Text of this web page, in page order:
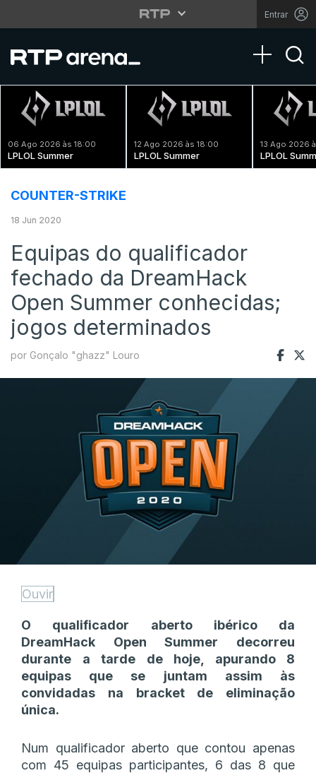
Entrar
Toggle
06 Ago 2026 às 18:00
LPLOL Summer
12 Ago 2026 às 18:00
LPLOL Summer
13 Ago 2026
LPLOL
COUNTER-STRIKE
18 Jun 2020
Equipas do qualificador
fechado da DreamHack
Open Summer conhecidas;
jogos determinados
por Gonçalo "ghazz" Louro
Ouvir
O qualificador aberto ibérico da
DreamHack Open Summer decorreu
durante a tarde de hoje, apurando 8
equipas que se juntam assim às
convidadas na bracket de eliminação
única.
Num qualificador aberto que contou apenas
com 45 equipas participantes, 6 das 8 que